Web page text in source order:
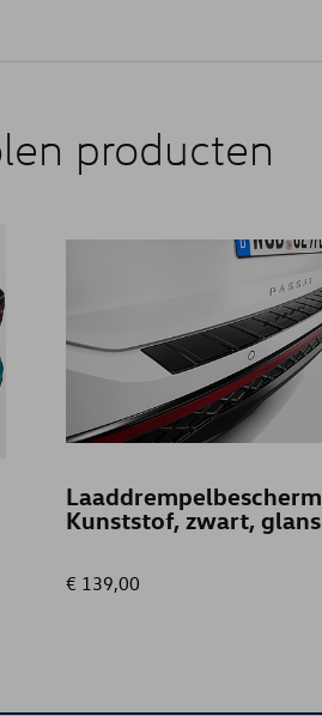
producten
Kunststof, zwart, glans
€ 139,00